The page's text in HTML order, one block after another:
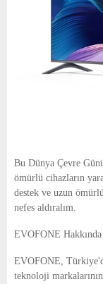
Bu Dünya Çevre
ömürlü cihazların
destek ve uzun
nefes aldıralım.
EVOFONE Hakkında
EVOFONE,
teknoloji